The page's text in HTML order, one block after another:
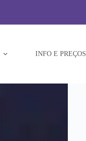
INFO E PREÇOS